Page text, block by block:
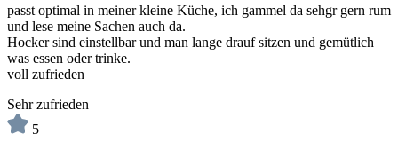
passt optimal in meiner kleine Küche, ich gammel da sehgr gern rum
und lese meine Sachen auch da.
Hocker sind einstellbar und man lange drauf sitzen und gemütlich
was essen oder trinke.
voll zufrieden
Sehr zufrieden
5